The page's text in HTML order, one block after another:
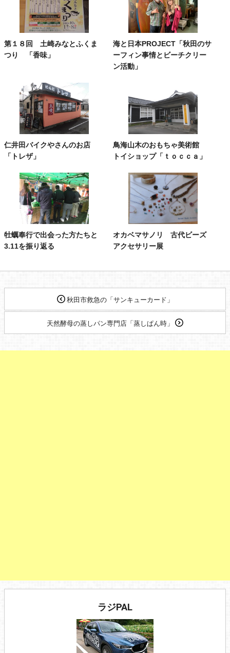
第１８回 土崎みなとふくま
つり 「香味」
海と日本PROJECT「秋田のサ
ーフィン事情とビーチクリー
ン活動」
仁井田バイクやさんのお店
「トレザ」
鳥海山木のおもちゃ美術館
トイショップ「ｔｏｃｃａ」
牡蠣奉行で出会った方たちと
3.11を振り返る
オカベマサノリ 古代ビーズ
アクセサリー展
秋田市救急の「サンキューカード」
天然酵母の蒸しパン専門店「蒸しぱん時」
ラジPAL